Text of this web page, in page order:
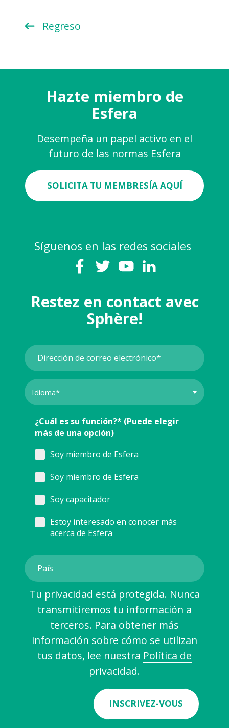
Regreso
Hazte miembro de
Esfera
Desempeña un papel activo en el
futuro de las normas Esfera
SOLICITA TU MEMBRESÍA AQUÍ
Síguenos en las redes sociales
Restez en contact avec
Sphère!
¿Cuál es su función?* (Puede elegir
más de una opción)
Soy miembro de Esfera
Soy miembro de Esfera
Soy capacitador
Estoy interesado en conocer más
acerca de Esfera
Tu privacidad está protegida. Nunca
transmitiremos tu información a
terceros. Para obtener más
información sobre cómo se utilizan
tus datos, lee nuestra Política de
privacidad.
INSCRIVEZ-VOUS